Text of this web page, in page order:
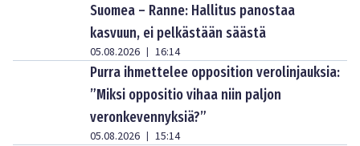
Suomea – Ranne: Hallitus panostaa
kasvuun, ei pelkästään säästä
05.08.2026 | 16:14
Purra ihmettelee opposition verolinjauksia:
”Miksi oppositio vihaa niin paljon
veronkevennyksiä?”
05.08.2026 | 15:14